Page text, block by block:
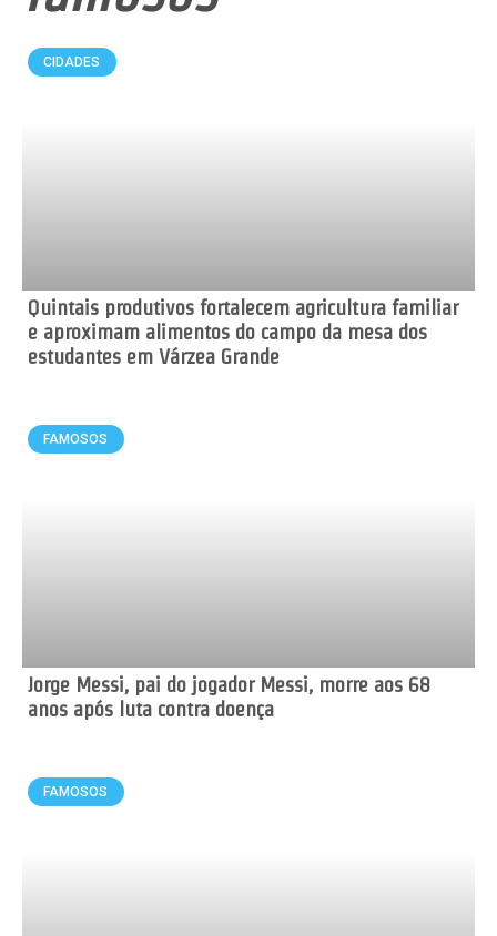
CIDADES
Quintais produtivos fortalecem agricultura familiar
e aproximam alimentos do campo da mesa dos
estudantes em Várzea Grande
FAMOSOS
Jorge Messi, pai do jogador Messi, morre aos 68
anos após luta contra doença
FAMOSOS